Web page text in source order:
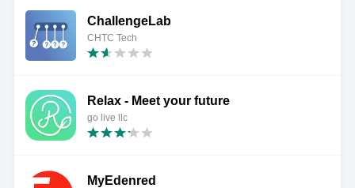
ChallengeLab
CHTC Tech
Relax - Meet your future
go live llc
MyEdenred